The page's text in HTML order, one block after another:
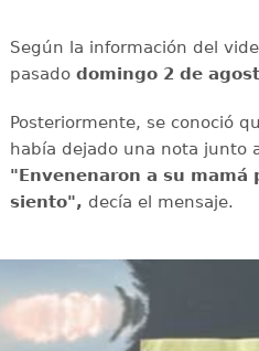
Según la información del
pasado domingo 2 de
Posteriormente, se conoció
había dejado una nota junto
"Envenenaron a su
siento", decía el mensaje.